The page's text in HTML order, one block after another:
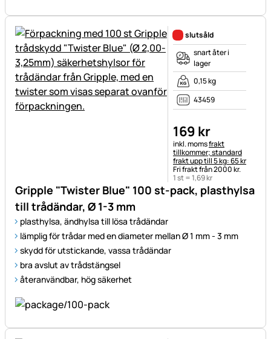
Gripple "Twister Blue" 100 st-pack, plasthylsa
till trådändar, Ø 1-3 mm
plasthylsa, ändhylsa till lösa trådändar
lämplig för trådar med en diameter mellan Ø 1 mm - 3 mm
skydd för utstickande, vassa trådändar
bra avslut av trådstängsel
återanvändbar, hög säkerhet
slutsåld
snart åter i
lager
0,15 kg
43459
169 kr
Skatteinformation:
inkl. momsfrakt
tillkommer; standard
frakt upp till 5 kg: 65 kr
Fri frakt från 2000 kr.
1 st =1,69kr